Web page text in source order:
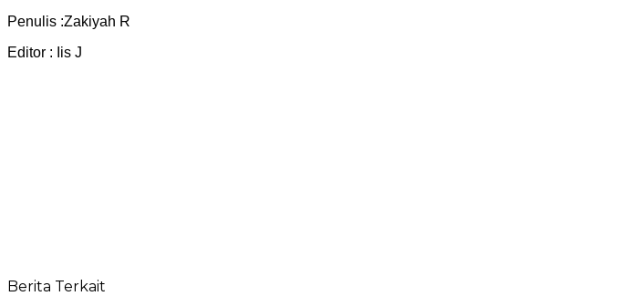
Penulis :Zakiyah R
Editor : Iis J
Berita Terkait